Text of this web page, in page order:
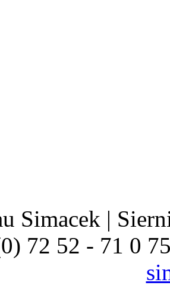
Simacek |
72 52 - 71 0